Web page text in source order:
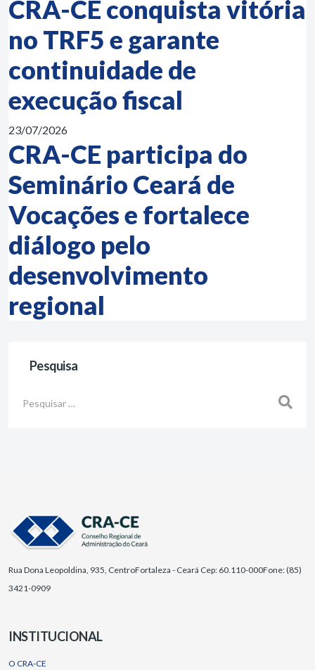
CRA-CE conquista vitória
no TRF5 e garante
continuidade de
execução fiscal
23/07/2026
CRA-CE participa do
Seminário Ceará de
Vocações e fortalece
diálogo pelo
desenvolvimento
regional
Pesquisa
Rua Dona Leopoldina, 935, CentroFortaleza - Ceará Cep: 60.110-000Fone: (85)
3421-0909
INSTITUCIONAL
O CRA-CE